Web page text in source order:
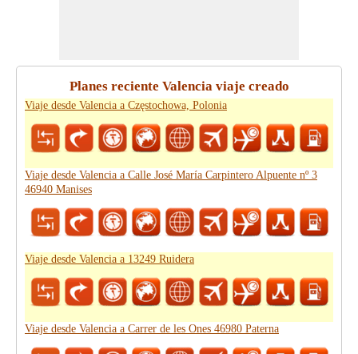
Planes reciente Valencia viaje creado
Viaje desde Valencia a Częstochowa, Polonia
Viaje desde Valencia a Calle José María Carpintero Alpuente nº 3
46940 Manises
Viaje desde Valencia a 13249 Ruidera
Viaje desde Valencia a Carrer de les Ones 46980 Paterna